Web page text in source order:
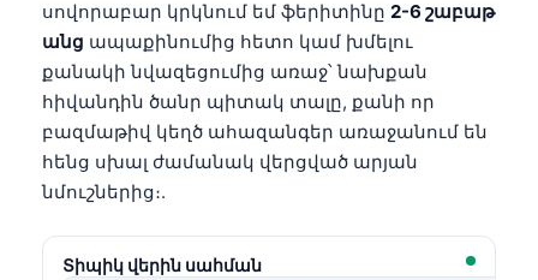
սովորաբար կրկնում եմ ֆերիտինը 2-6 շաբաթ
անց ապաքինումից հետո կամ խմելու
քանակի նվազեցումից առաջ՝ նախքան
հիվանդին ծանր պիտակ տալը, քանի որ
բազմաթիվ կեղծ ահազանգեր առաջանում են
հենց սխալ ժամանակ վերցված արյան
նմուշներից։.
Տիպիկ վերին սահման
ئۇيغۇرچە
Кыргызча
Татар теле
Беларуская мова
Esperanto
Frysk
Ślōnskŏ gŏdka